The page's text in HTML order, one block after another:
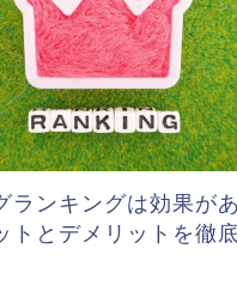
ランキングは効果が
トとデメリットを徹